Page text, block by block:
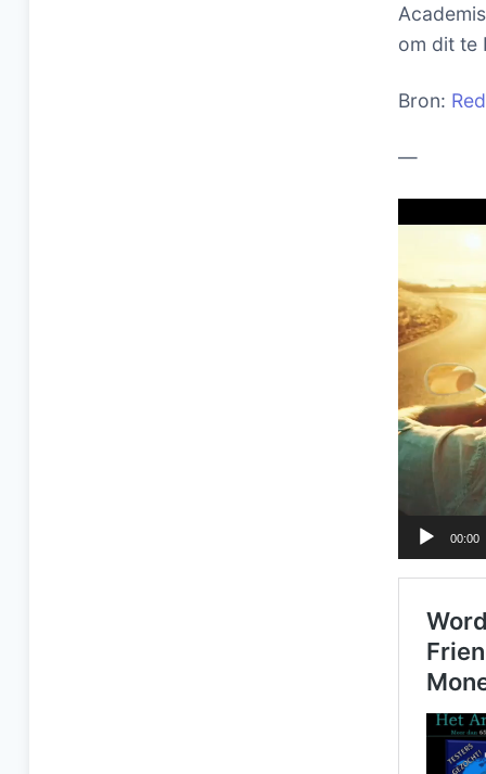
om dit te
Bron:
—
00:00